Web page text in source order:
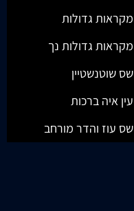
מקראות גדולות
מקראות גדולות נך
שס שוטנשטיין
עין איה ברכות
שס עוז והדר מורחב